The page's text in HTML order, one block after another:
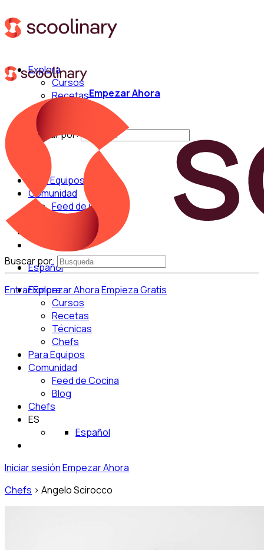
Explora
Cursos
Recetas
Buscar por:
Para Equipos
Comunidad
Feed de Cocina
Español
EntrarEmpezar AhoraEmpieza Gratis
Empezar Ahora
Buscar por:
Explora
Cursos
Recetas
Técnicas
Chefs
Para Equipos
Comunidad
Feed de Cocina
Blog
Chefs
ES
Español
Iniciar sesiónEmpezar Ahora
Chefs > Angelo Scirocco